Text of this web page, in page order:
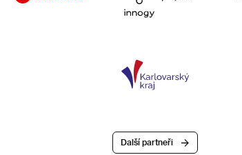
Další partneři